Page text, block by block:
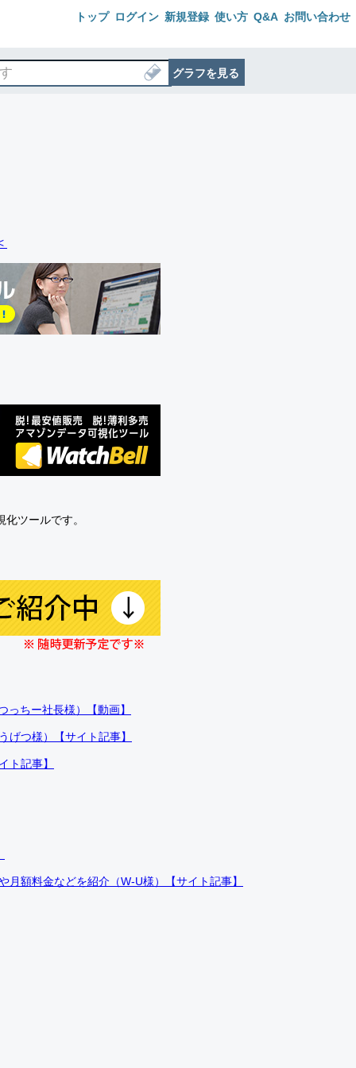
トップ ログイン 新規登録 使い方 Q&A お問い合わせ
グラフを見る
ツールです。
ちー社長様）【動画】
げつ様）【サイト記事】
ト記事】
額料金などを紹介（W-U様）【サイト記事】